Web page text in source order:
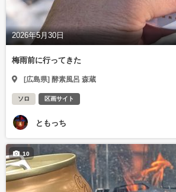
2026年5月30日
梅雨前に行ってきた
[広島県] 酵素風呂 森蔵
ソロ 区画サイト
ともっち
10